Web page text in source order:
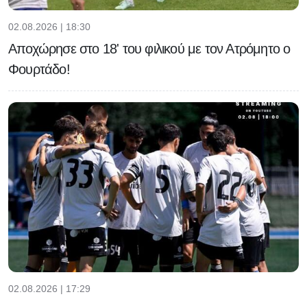
02.08.2026 | 18:30
Αποχώρησε στο 18' του φιλικού με τον Ατρόμητο ο
Φουρτάδο!
02.08.2026 | 17:29